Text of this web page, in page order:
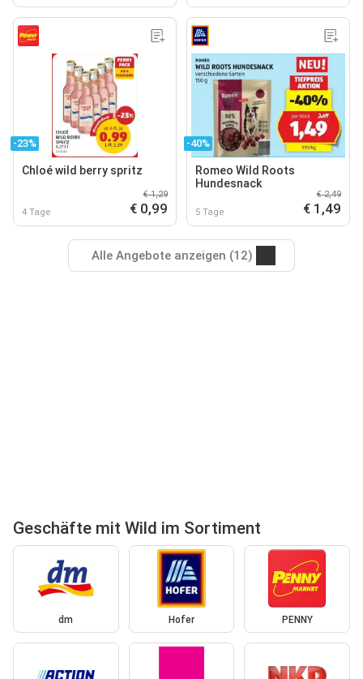
-23%
Chloé wild berry spritz
4 Tage
€ 1,29
€ 0,99
-40%
Romeo Wild Roots
Hundesnack
5 Tage
€ 2,49
€ 1,49
Alle Angebote anzeigen (12)
Geschäfte mit Wild im Sortiment
dm Hofer PENNY